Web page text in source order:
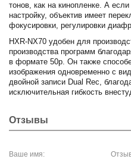
тонов, как на кинопленке. А
настройку, объектив имеет
фокусировки, регулировки
HXR-NX70 удобен для
производства программ
в формате 50р. Он также
изображения одновременно с
двойной записи Dual Rec,
исключительная гибкость
Отзывы
Ваше имя: